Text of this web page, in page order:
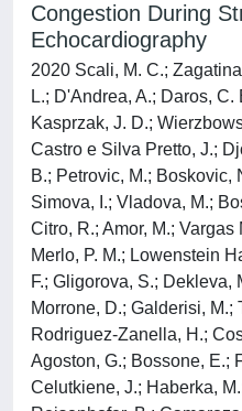
Congestion During
Echocardiography
2020 Scali, M. C.;
L.; D'Andrea, A.; Daros,
Kasprzak, J. D.;
Castro e Silva Pretto, J.;
B.; Petrovic, M.; Boskovic,
Simova, I.; Vladova, M.;
Citro, R.; Amor, M.; Vargas
Merlo, P. M.; Lowenstein
F.; Gligorova, S.; Dekleva,
Morrone, D.; Galderisi, M.;
Rodriguez-Zanella, H.;
Agoston, G.; Bossone, E.;
Celutkiene, J.; Haberka,